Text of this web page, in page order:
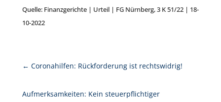
Quelle: Finanzgerichte | Urteil | FG Nürnberg, 3 K 51/22 | 18-
10-2022
← Coronahilfen: Rückforderung ist rechtswidrig!
Aufmerksamkeiten: Kein steuerpflichtiger